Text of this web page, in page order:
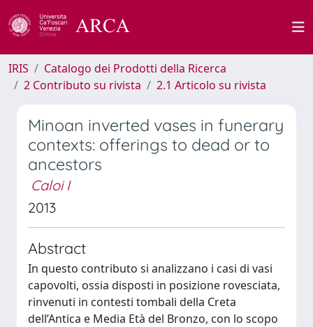
IRIS
Catalogo dei Prodotti della Ricerca
2 Contributo su rivista
2.1 Articolo su rivista
Minoan inverted vases in funerary
contexts: offerings to dead or to
ancestors
Caloi I
2013
Abstract
In questo contributo si analizzano i casi di vasi
capovolti, ossia disposti in posizione rovesciata,
rinvenuti in contesti tombali della Creta
dell’Antica e Media Età del Bronzo, con lo scopo